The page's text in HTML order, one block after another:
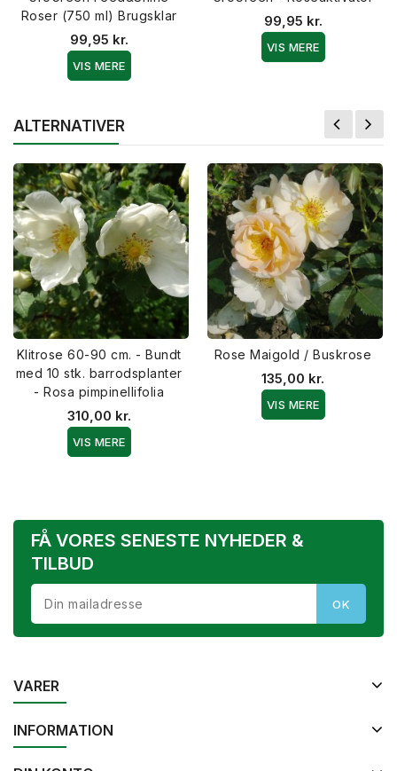
Roser (750 ml) Brugsklar
99,95 kr.
VIS MERE
99,95 kr.
VIS MERE
ALTERNATIVER
Klitrose 60-90 cm. - Bundt
med 10 stk. barrodsplanter
- Rosa pimpinellifolia
310,00 kr.
VIS MERE
Rose Maigold / Buskrose
135,00 kr.
VIS MERE
FÅ VORES SENESTE NYHEDER &
TILBUD
VARER
INFORMATION